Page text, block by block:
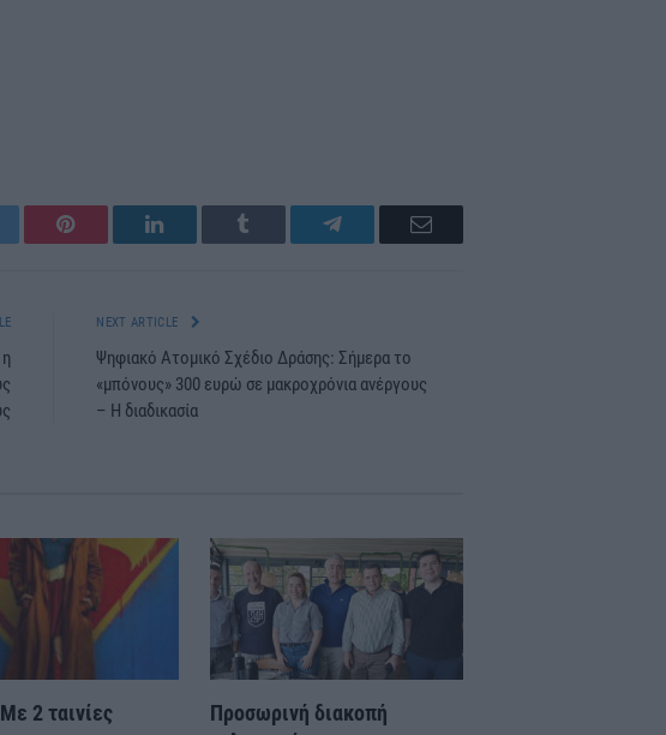
Pinterest LinkedIn Tumblr Telegram Email
NEXT ARTICLE
Ψηφιακό Ατομικό Σχέδιο Δράσης: Σήμερα το
«μπόνους» 300 ευρώ σε μακροχρόνια ανέργους
– Η διαδικασία
2 ταινίες
Προσωρινή διακοπή